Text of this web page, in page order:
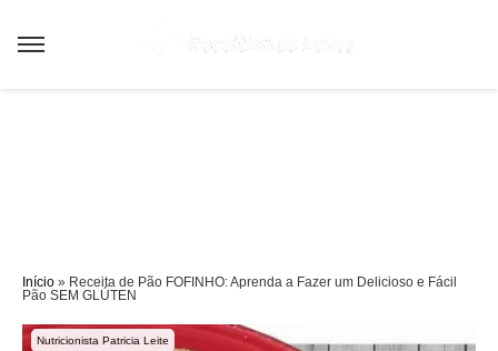
Início » Receita de Pão FOFINHO: Aprenda a Fazer um Delicioso e Fácil
Pão SEM GLÚTEN
Nutricionista Patricia Leite